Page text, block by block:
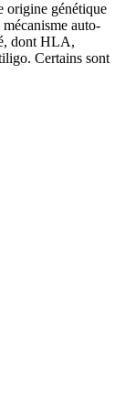
origine génétique
auto-
dont HLA,
Certains sont